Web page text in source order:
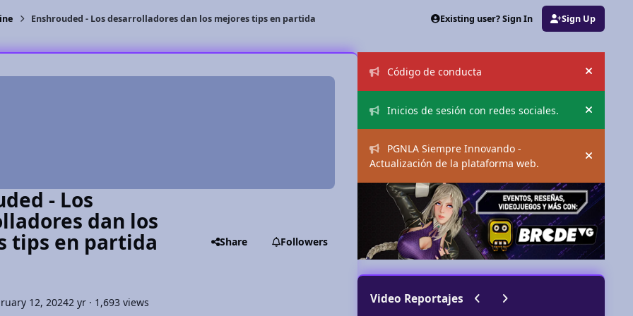
Enshrouded - Los desarrolladores dan los mejores tips en partida Existing user? Sign In Sign Up
- Los
dan los
tips en partida Share Followers
12, 20242 yr· 1,693 views
Announcements
Código de conducta
Hide
Inicios de sesión con redes sociales. Hide
PGNLA Siempre Innovando -
Actualización de la plataforma web.
Hide
Video Reportajes Previous carousel slide
Next carousel slide